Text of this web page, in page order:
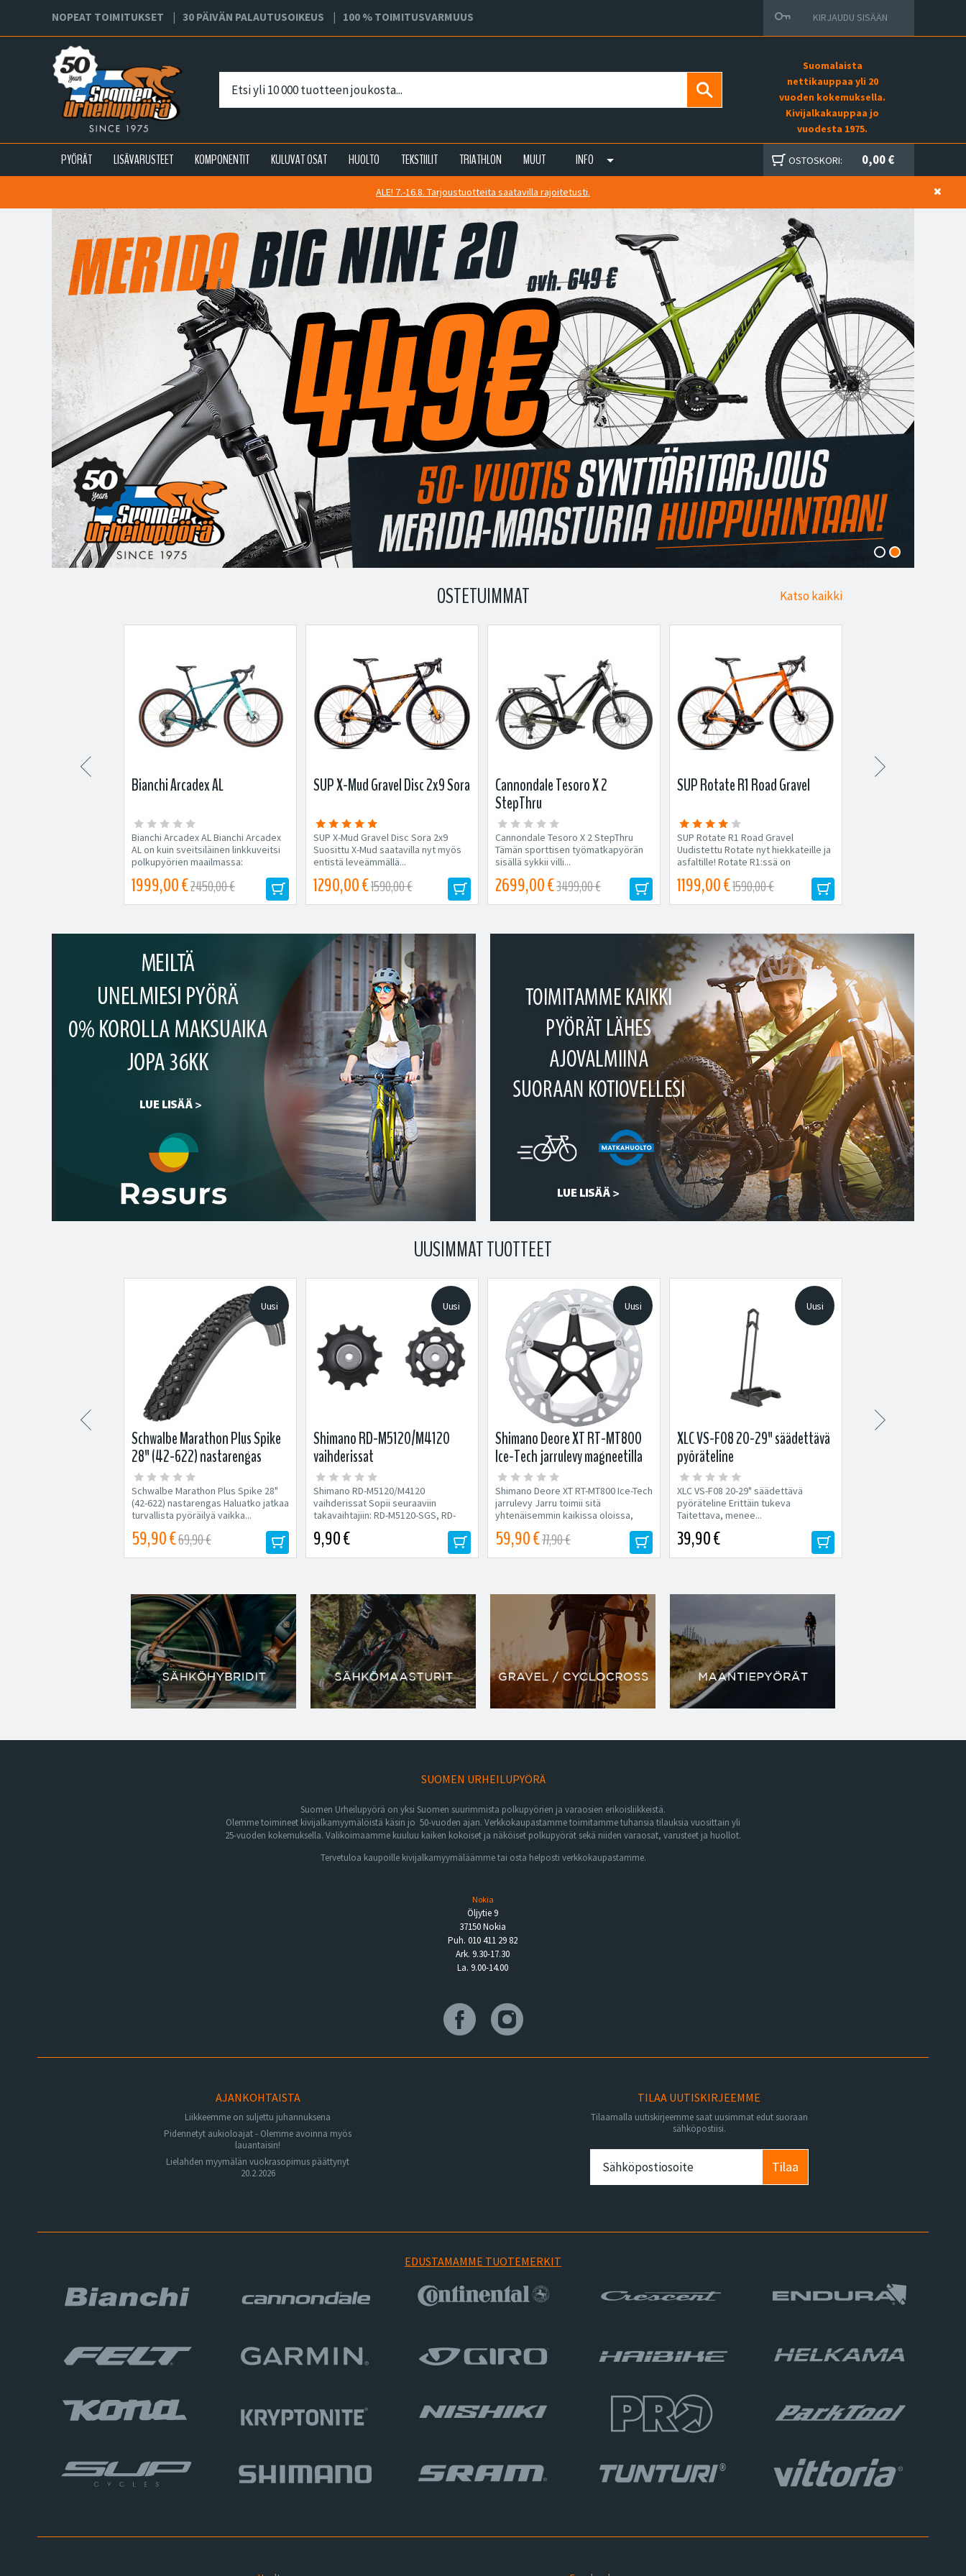
NOPEAT TOIMITUKSET 30 PÄIVÄN PALAUTUSOIKEUS 100 % TOIMITUSVARMUUS KIRJAUDU SISÄÄN
Suomalaista
nettikauppaa yli 20
vuoden kokemuksella.
Kivijalkakauppaa jo
vuodesta 1975.
PYÖRÄT LISÄVARUSTEET KOMPONENTIT KULUVAT OSAT HUOLTO TEKSTIILIT TRIATHLON MUUT INFO OSTOSKORI: 0,00 €
ALE! 7.-16.8. Tarjoustuotteita saatavilla rajoitetusti.
Katso kaikki
OSTETUIMMAT
Bianchi Arcadex AL
Bianchi Arcadex AL Bianchi Arcadex
AL on kuin sveitsiläinen linkkuveitsi
polkupyörien maailmassa:
1999,00 €2450,00 €
SUP X-Mud Gravel Disc 2x9 Sora
SUP X-Mud Gravel Disc Sora 2x9
Suosittu X-Mud saatavilla nyt myös
entistä leveämmällä...
1290,00 €1590,00 €
Cannondale Tesoro X 2
StepThru
Cannondale Tesoro X 2 StepThru
Tämän sporttisen työmatkapyörän
sisällä sykkii villi...
2699,00 €3499,00 €
SUP Rotate R1 Road Gravel
SUP Rotate R1 Road Gravel
Uudistettu Rotate nyt hiekkateille ja
asfaltille! Rotate R1:ssä on
osasarja,...
1199,00 €1590,00 €
 
UUSIMMAT TUOTTEET
Uusi
Schwalbe Marathon Plus Spike
28" (42-622) nastarengas
Schwalbe Marathon Plus Spike 28"
(42-622) nastarengas Haluatko jatkaa
turvallista pyöräilyä vaikka...
59,90 €69,90 €
Uusi
Shimano RD-M5120/M4120
vaihderissat
Shimano RD-M5120/M4120
vaihderissat Sopii seuraaviin
takavaihtajiin: RD-M5120-SGS, RD-
9,90 €
Uusi
Shimano Deore XT RT-MT800
Ice-Tech jarrulevy magneetilla
Shimano Deore XT RT-MT800 Ice-Tech
jarrulevy Jarru toimii sitä
yhtenäisemmin kaikissa oloissa,
59,90 €77,90 €
Uusi
XLC VS-F08 20-29" säädettävä
pyöräteline
XLC VS-F08 20-29" säädettävä
pyöräteline Erittäin tukeva
Taitettava, menee...
39,90 €
 
SUOMEN URHEILUPYÖRÄ
Suomen Urheilupyörä on yksi Suomen suurimmista polkupyörien ja varaosien erikoisliikkeistä.
Olemme toimineet kivijalkamyymälöistä käsin jo 50-vuoden ajan. Verkkokaupastamme toimitamme tuhansia tilauksia vuosittain yli
25-vuoden kokemuksella. Valikoimaamme kuuluu kaiken kokoiset ja näköiset polkupyörät sekä niiden varaosat, varusteet ja huollot.
Tervetuloa kaupoille kivijalkamyymäläämme tai osta helposti verkkokaupastamme.
Nokia
Öljytie 9
37150 Nokia
Puh. 010 411 29 82
Ark. 9.30-17.30
La. 9.00-14.00
AJANKOHTAISTA
Liikkeemme on suljettu juhannuksena
Pidennetyt aukioloajat - Olemme avoinna myös
lauantaisin!
Lielahden myymälän vuokrasopimus päättynyt
20.2.2026
TILAA UUTISKIRJEEMME
Tilaamalla uutiskirjeemme saat uusimmat edut suoraan
sähköpostiisi.
Tilaa
EDUSTAMAMME TUOTEMERKIT